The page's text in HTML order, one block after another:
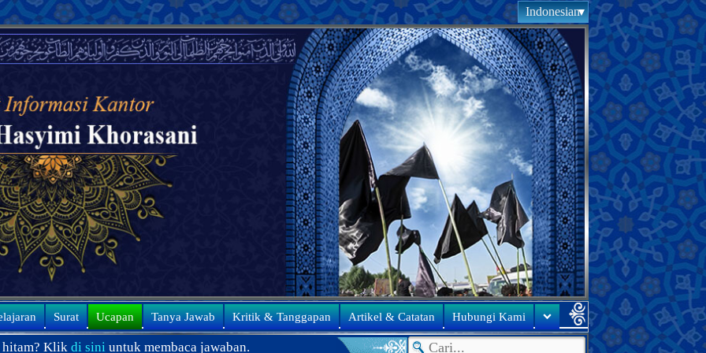
Indonesian
Surat Ucapan Tanya Jawab Kritik & Tanggapan Artikel & Catatan Hubungi Kami
siniuntuk membaca jawaban. ●